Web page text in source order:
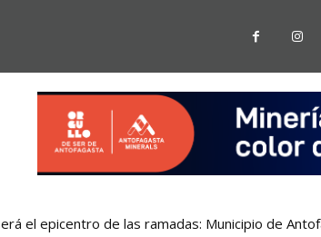
el epicentro de las ramadas: Municipio de